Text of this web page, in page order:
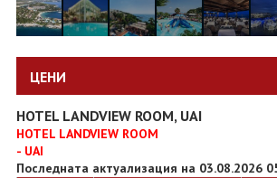
ЦЕНИ
HOTEL LANDVIEW ROOM, UAI
HOTEL LANDVIEW ROOM
- UAI
Последната актуализация на 03.08.2026